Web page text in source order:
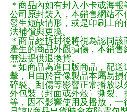
＊商品內如有封入小卡或海
公司原封裝入，本銷售網站不
發生短缺情形，或是印刷上
法補償與更換。
＊商品經拆封後將視為認同
產生的商品外觀損傷，本銷售
無法提供退換貨。
＊如商品為進口版商品，配
擊，且由於音像製品本屬易
碎裂、刮傷等影響正常播放以
外包裝（封面或外殼）撕裂、
等，因不影響使用及播放，